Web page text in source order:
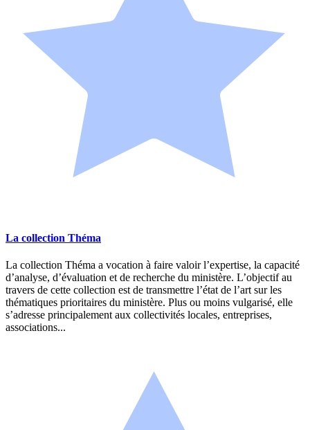
La collection Théma
La collection Théma a vocation à faire valoir l’expertise, la capacité
d’analyse, d’évaluation et de recherche du ministère. L’objectif au
travers de cette collection est de transmettre l’état de l’art sur les
thématiques prioritaires du ministère. Plus ou moins vulgarisé, elle
s’adresse principalement aux collectivités locales, entreprises,
associations...